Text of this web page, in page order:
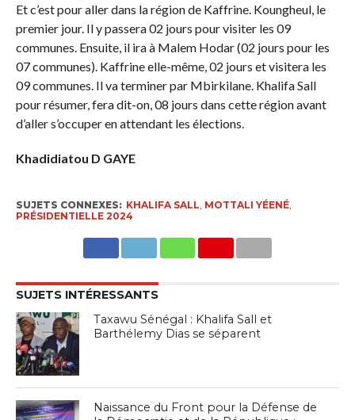
Et c’est pour aller dans la région de Kaffrine. Koungheul, le
premier jour. Il y passera 02 jours pour visiter les 09
communes. Ensuite, il ira à Malem Hodar (02 jours pour les
07 communes). Kaffrine elle-même, 02 jours et visitera les
09 communes. Il va terminer par Mbirkilane. Khalifa Sall
pour résumer, fera dit-on, 08 jours dans cette région avant
d’aller s’occuper en attendant les élections.
Khadidiatou D GAYE
SUJETS CONNEXES: KHALIFA SALL MOTTALI YÉENÉ,
PRÉSIDENTIELLE 2024
SUJETS INTÉRESSANTS
Taxawu Sénégal : Khalifa Sall et
Barthélemy Dias se séparent
Naissance du Front pour la Défense de